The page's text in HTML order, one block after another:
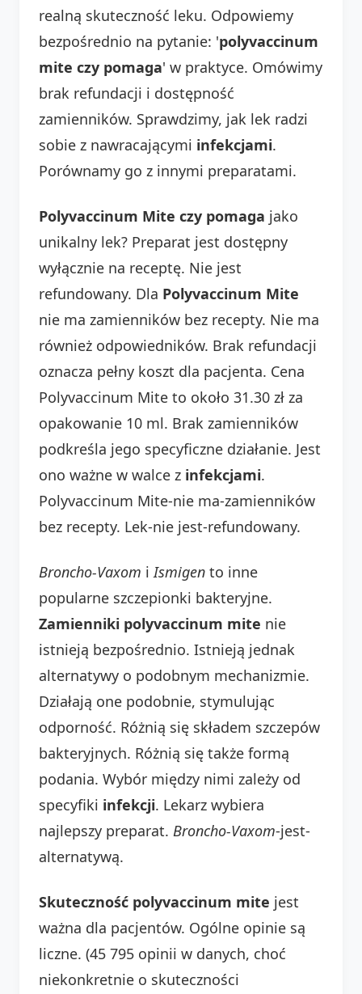
realną skuteczność leku. Odpowiemy
bezpośrednio na pytanie: 'polyvaccinum
mite czy pomaga' w praktyce. Omówimy
brak refundacji i dostępność
zamienników. Sprawdzimy, jak lek radzi
sobie z nawracającymi infekcjami.
Porównamy go z innymi preparatami.
Polyvaccinum Mite czy pomaga jako
unikalny lek? Preparat jest dostępny
wyłącznie na receptę. Nie jest
refundowany. Dla Polyvaccinum Mite
nie ma zamienników bez recepty. Nie ma
również odpowiedników. Brak refundacji
oznacza pełny koszt dla pacjenta. Cena
Polyvaccinum Mite to około 31.30 zł za
opakowanie 10 ml. Brak zamienników
podkreśla jego specyficzne działanie. Jest
ono ważne w walce z infekcjami.
Polyvaccinum Mite-nie ma-zamienników
bez recepty. Lek-nie jest-refundowany.
Broncho-Vaxom i Ismigen to inne
popularne szczepionki bakteryjne.
Zamienniki polyvaccinum mite nie
istnieją bezpośrednio. Istnieją jednak
alternatywy o podobnym mechanizmie.
Działają one podobnie, stymulując
odporność. Różnią się składem szczepów
bakteryjnych. Różnią się także formą
podania. Wybór między nimi zależy od
specyfiki infekcji. Lekarz wybiera
najlepszy preparat. Broncho-Vaxom-jest-
alternatywą.
Skuteczność polyvaccinum mite jest
ważna dla pacjentów. Ogólne opinie są
liczne. (45 795 opinii w danych, choć
niekonkretnie o skuteczności